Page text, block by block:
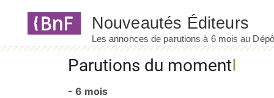
Parutions du moment
- 6 mois